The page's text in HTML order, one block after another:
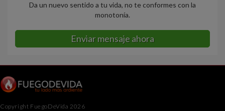
Da un nuevo sentido a tu vida, no te conformes con la
monotonía.
Enviar mensaje ahora
Copyright FuegoDeVida 2026